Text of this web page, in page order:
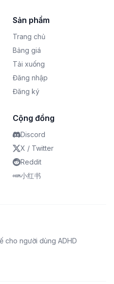
Sản phẩm
Trang chủ
Bảng giá
Tải xuống
Đăng nhập
Đăng ký
Cộng đồng
Discord
X / Twitter
Reddit
小红书
cho người dùng ADHD